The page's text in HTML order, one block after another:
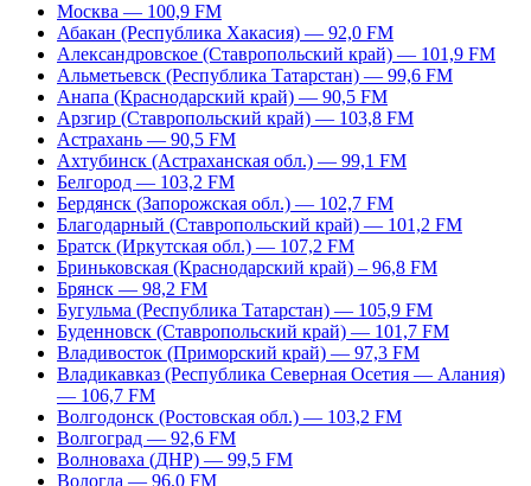
Москва — 100,9 FM
Абакан (Республика Хакасия) — 92,0 FM
Александровское (Ставропольский край) — 101,9 FM
Альметьевск (Республика Татарстан) — 99,6 FM
Анапа (Краснодарский край) — 90,5 FM
Арзгир (Ставропольский край) — 103,8 FM
Астрахань — 90,5 FM
Ахтубинск (Астраханская обл.) — 99,1 FM
Белгород — 103,2 FM
Бердянск (Запорожская обл.) — 102,7 FM
Благодарный (Ставропольский край) — 101,2 FM
Братск (Иркутская обл.) — 107,2 FM
Бриньковская (Краснодарский край) – 96,8 FM
Брянск — 98,2 FM
Бугульма (Республика Татарстан) — 105,9 FM
Буденновск (Ставропольский край) — 101,7 FM
Владивосток (Приморский край) — 97,3 FM
Владикавказ (Республика Северная Осетия — Алания)
— 106,7 FM
Волгодонск (Ростовская обл.) — 103,2 FM
Волгоград — 92,6 FM
Волноваха (ДНР) — 99,5 FM
Вологда — 96,0 FM